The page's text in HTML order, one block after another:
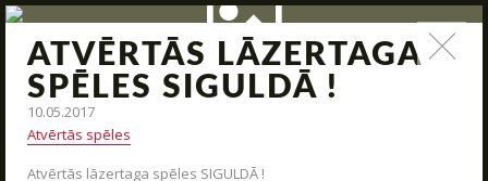
ATVĒRTĀS LĀZERTAGA
SPĒLES SIGULDĀ !
10.05.2017
Atvērtās spēles
Atvērtās lāzertaga spēles SIGULDĀ !
ZIŅAS
Jauna arsenāla ienākšana, poligona modernizācija,
interesantas kaujas un jauni piedāvājumi – tas viss un vēl
daudz kas cits mūsu ziņas.